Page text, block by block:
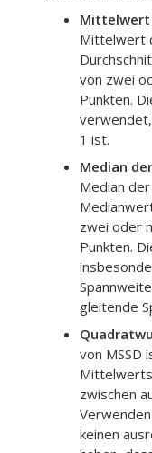
Mittelwert
Mittelwert
von zwei
Punkten.
1 ist.
Median
Median
zwei oder
Punkten.
gleitende
von MSSD
zwischen
keinen